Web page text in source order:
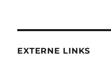
EXTERNE LINKS